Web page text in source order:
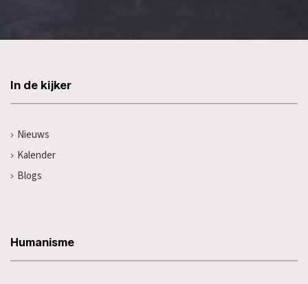
In de kijker
Nieuws
Kalender
Blogs
Humanisme